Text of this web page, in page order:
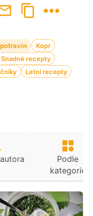
Kopr
Snadné recepty
Letní recepty
Podle
kategorie